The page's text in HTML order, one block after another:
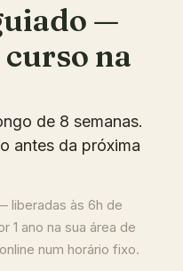
—
na
de 8 semanas.
antes da próxima
liberadas às 6h de
1 ano na sua área de
num horário fixo.